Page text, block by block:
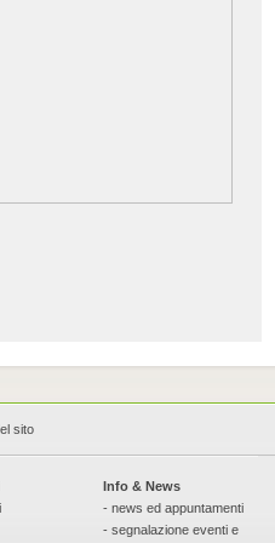
sito
Info & News
- news ed appuntamenti
- segnalazione eventi e